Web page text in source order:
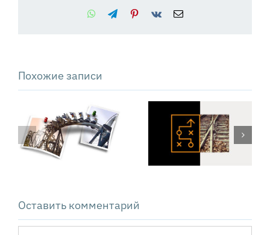
WhatsApp
TelegramPinterest
Vk Email
Похожие записи
Техника PSDM:
как решать
сложные
Оставить комментарий